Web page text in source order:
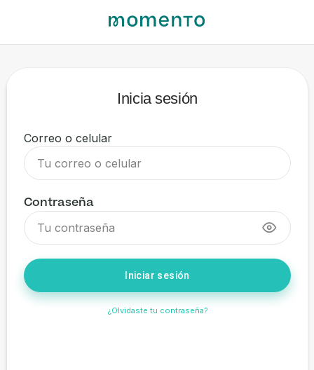
Inicia sesión
Correo o celular
Contraseña
Iniciar sesión
¿Olvidaste tu contraseña?